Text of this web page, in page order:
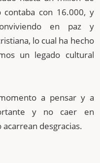
contaba con 16.000, y
en paz y
lo cual ha hecho
un legado cultural
a pensar y a
y no caer en
desgracias.